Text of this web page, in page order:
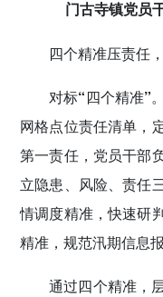
门古寺镇党员
四个精准压责任
对标“四个精准”。
网格点位责任清单，
第一责任，党员干部
立隐患、风险、责任
情调度精准，快速研
精准，规范汛期信息
通过四个精准，